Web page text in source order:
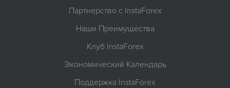
Партнерство с InstaForex
Наши Преимущества
Клуб InstaForex
Экономический Календарь
Поддержка InstaForex